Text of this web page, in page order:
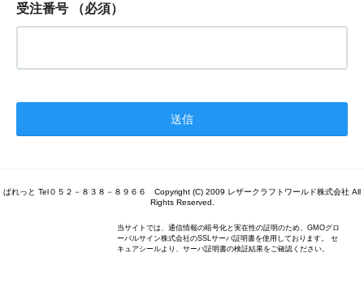
受注番号 （必須）
ぱれっと Tel０５２－８３８－８９６６ Copyright (C) 2009 レザークラフトワールド株式会社 All
Rights Reserved.
当サイトでは、通信情報の暗号化と実在性の証明のため、GMOグロ
ーバルサイン株式会社のSSLサーバ証明書を使用しております。 セ
キュアシールより、サーバ証明書の検証結果をご確認ください。